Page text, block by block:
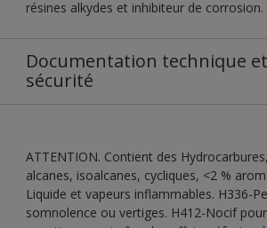
résines alkydes et inhibiteur de corrosion.
Documentation technique
sécurité
ATTENTION. Contient des
alcanes, isoalcanes, cycliques, <2 %
Liquide et vapeurs inflammables. H336-
somnolence ou vertiges. H412-Nocif